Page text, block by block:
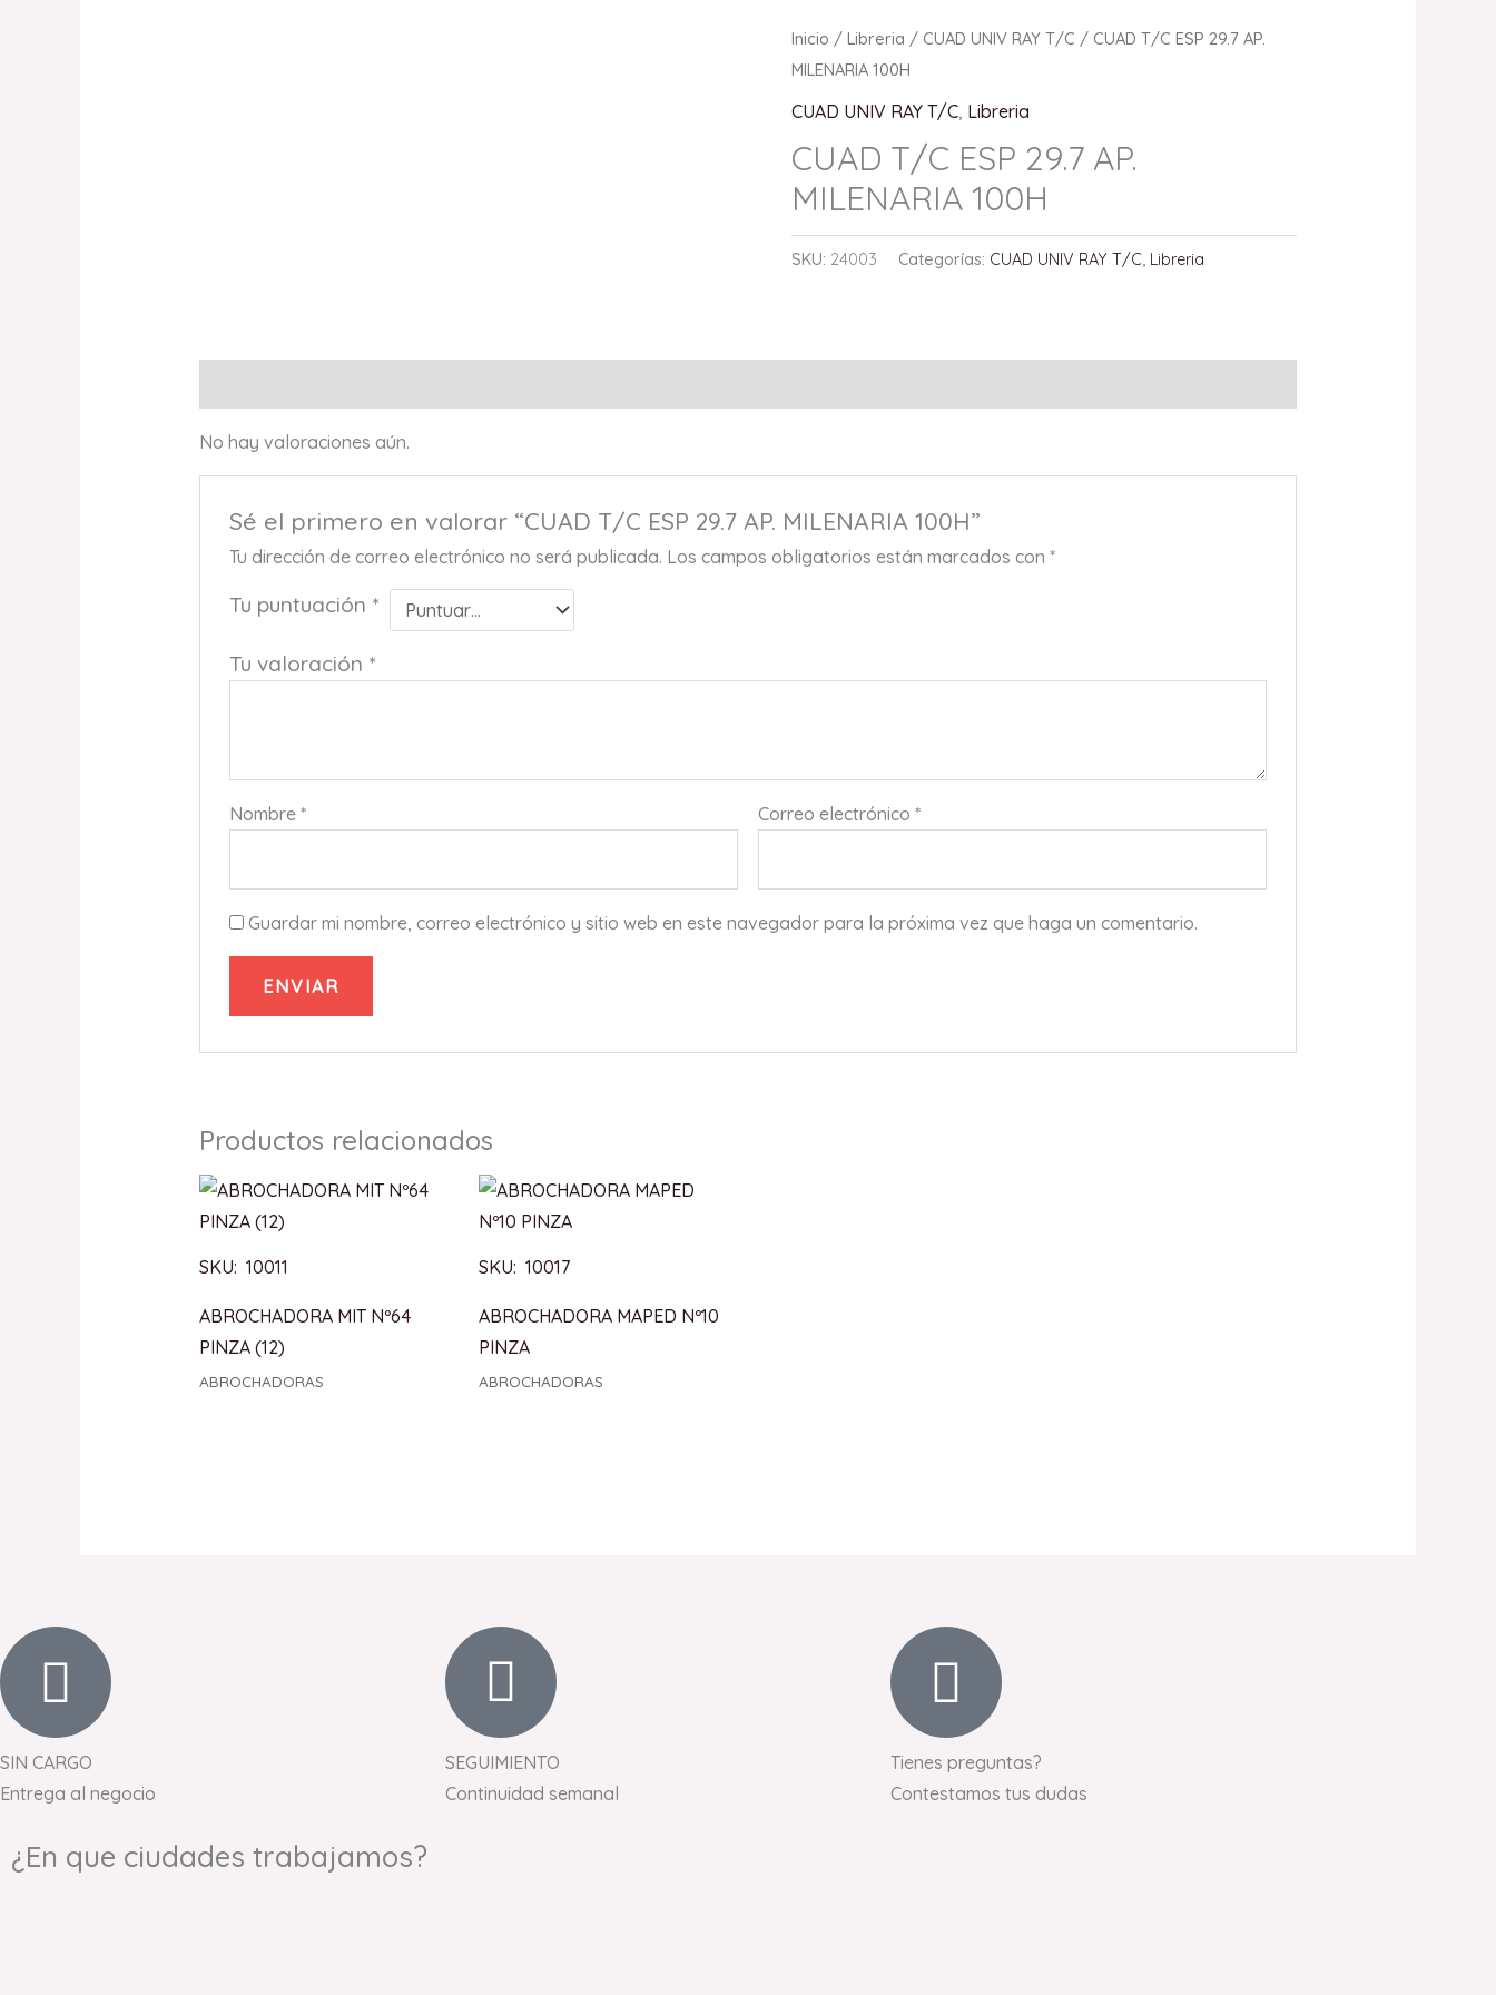
Inicio /Libreria / CUAD UNIV RAY T/C / CUAD T/C ESP 29.7 AP.
MILENARIA 100H
CUAD UNIV RAY T/C, Libreria
CUAD T/C ESP 29.7 AP.
MILENARIA 100H
SKU: 24003 Categorías: CUAD UNIV RAY T/C, Libreria
No hay valoraciones aún.
Sé el primero en valorar “CUAD T/C ESP 29.7 AP. MILENARIA 100H”
Tu dirección de correo electrónico no será publicada. Los campos obligatorios están marcados con*
Tu puntuación *
Tu valoración *
Nombre* Correo electrónico*
Guardar mi nombre, correo electrónico y sitio web en este navegador para la próxima vez que haga un comentario.
Productos relacionados
SKU: 10011
ABROCHADORA MIT Nº64
PINZA (12)
ABROCHADORAS
SKU: 10017
ABROCHADORA MAPED Nº10
PINZA
ABROCHADORAS
SIN CARGO
Entrega al negocio
SEGUIMIENTO
Continuidad semanal
Tienes preguntas?
Contestamos tus dudas
¿En que ciudades trabajamos?